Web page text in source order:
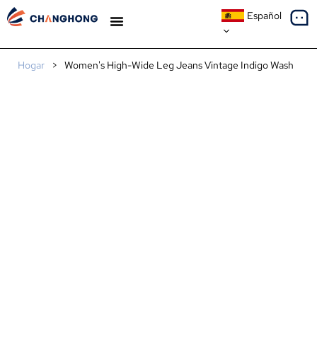
Español
Hogar > Women's High-Wide Leg Jeans Vintage Indigo Wash